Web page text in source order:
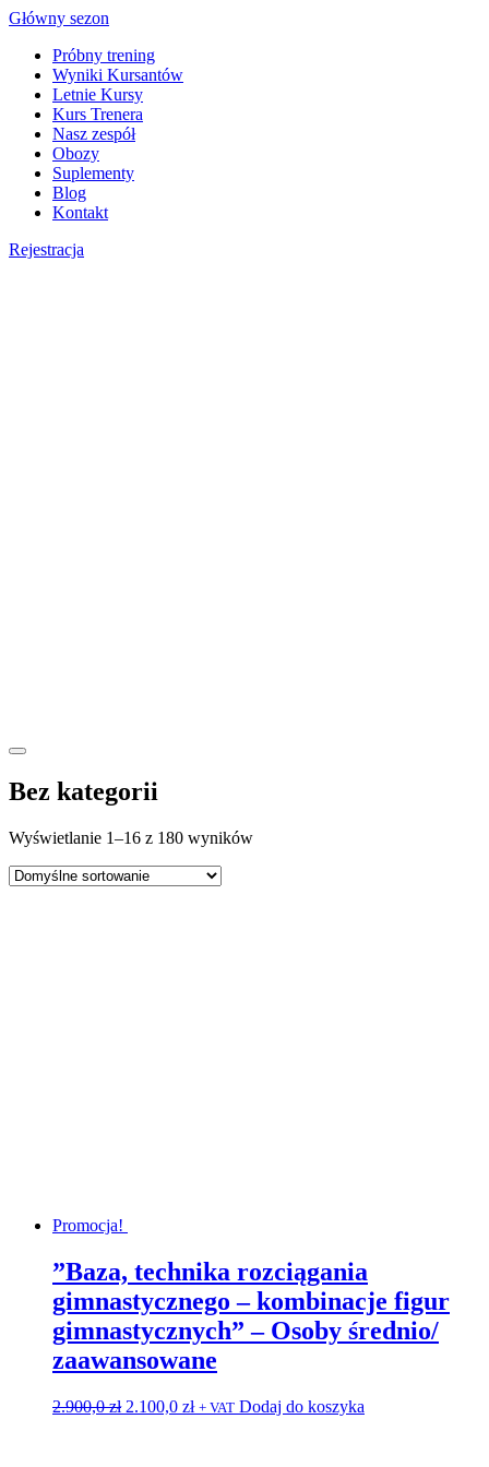
Skip
content
Główny sezon
Próbny trening
Wyniki Kursantów
Letnie Kursy
Kurs Trenera
Nasz zespół
Obozy
Suplementy
Blog
Kontakt
Rejestracja
Bez kategorii
Wyświetlanie 1–16 z 180 wyników
Promocja!
”Baza, technika rozciągania
gimnastycznego – kombinacje figur
gimnastycznych” – Osoby średnio/
zaawansowane
2.900,0zł Pierwotna
2.100,0 złAktualna
+ VAT Dodaj do koszyka